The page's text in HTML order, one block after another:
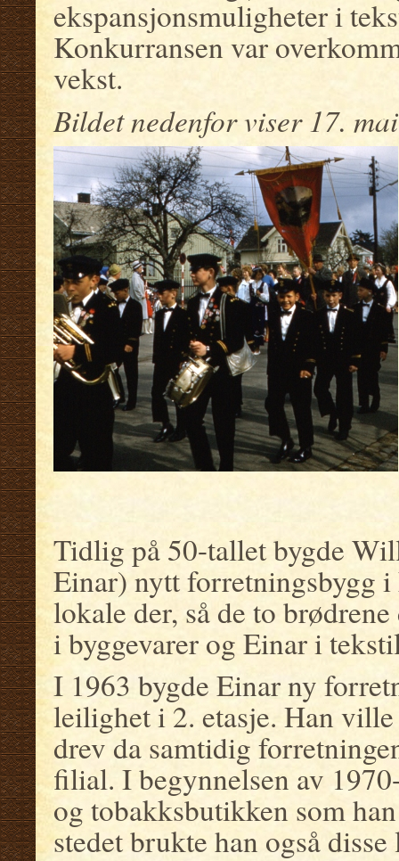
ekspansjonsmuligheter i
Konkurransen var
vekst.
Bildet nedenfor viser 17.
.
Tidlig på 50-tallet bygde
Einar) nytt forretningsbygg
lokale der, så de to
i byggevarer og Einar i
I 1963 bygde Einar ny
leilighet i 2. etasje. Han
drev da samtidig
filial. I begynnelsen av
og tobakksbutikken som
stedet brukte han også